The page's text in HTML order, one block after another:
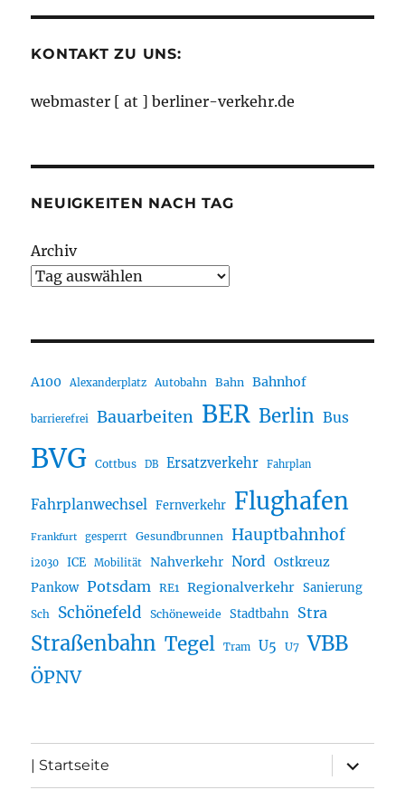
KONTAKT ZU UNS:
webmaster [ at ] berliner-verkehr.de
NEUIGKEITEN NACH TAG
Archiv
A100 Alexanderplatz Autobahn Bahn Bahnhof
barrierefrei Bauarbeiten BER Berlin Bus
BVG Cottbus DB Ersatzverkehr Fahrplan
Fahrplanwechsel Fernverkehr Flughafen
Frankfurt gesperrt Gesundbrunnen Hauptbahnhof
i2030 ICE Mobilität Nahverkehr Nord Ostkreuz
Pankow Potsdam RE1 Regionalverkehr Sanierung
Sch Schönefeld Schöneweide Stadtbahn Stra
Straßenbahn Tegel Tram U5 U7 VBB
ÖPNV
| Startseite
öffnen